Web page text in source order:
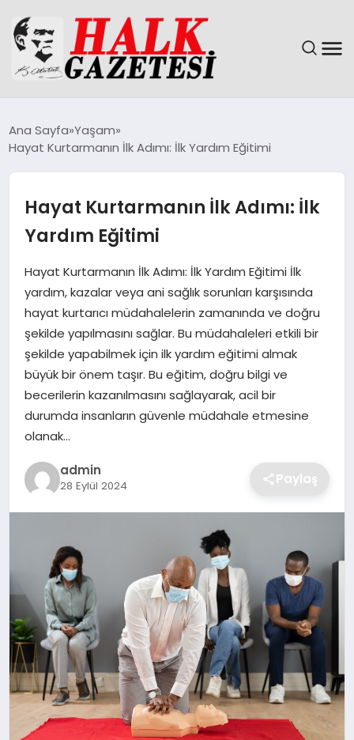
DÜNYA
EĞITIM
EKONOMI
MAGAZIN
SAĞLIK
SIYASET
YAŞAM
Ana Sayfa Yaşam
Hayat Kurtarmanın İlk Adımı: İlk Yardım Eğitimi
Hayat Kurtarmanın İlk Adımı: İlk
Yardım Eğitimi
Hayat Kurtarmanın İlk Adımı: İlk Yardım Eğitimi İlk
yardım, kazalar veya ani sağlık sorunları karşısında
hayat kurtarıcı müdahalelerin zamanında ve doğru
şekilde yapılmasını sağlar. Bu müdahaleleri etkili bir
şekilde yapabilmek için ilk yardım eğitimi almak
büyük bir önem taşır. Bu eğitim, doğru bilgi ve
becerilerin kazanılmasını sağlayarak, acil bir
durumda insanların güvenle müdahale etmesine
olanak…
admin
28 Eylül 2024 Paylaş